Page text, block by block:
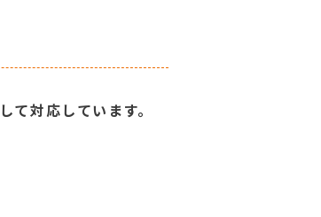
対応しています。